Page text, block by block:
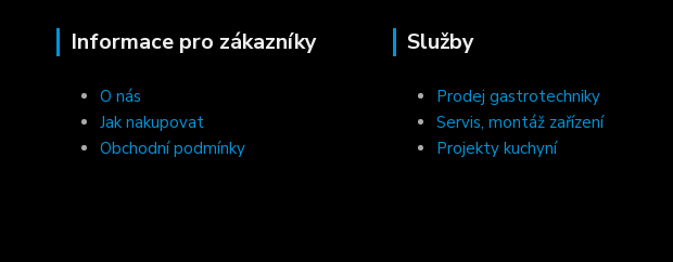
Informace pro zákazníky
O nás
Jak nakupovat
Obchodní podmínky
Služby
Prodej gastrotechniky
Servis, montáž zařízení
Projekty kuchyní